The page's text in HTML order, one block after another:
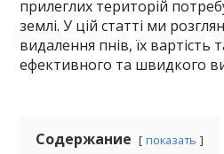
прилеглих територій
землі. У цій статті ми
видалення пнів, їх вартість
ефективного та швидкого
Содержание показать